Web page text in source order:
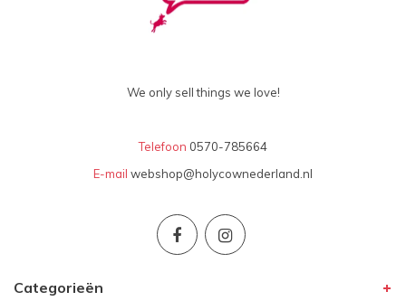
We only sell things we love!
Telefoon 0570-785664
E-mail webshop@holycownederland.nl
Categorieën